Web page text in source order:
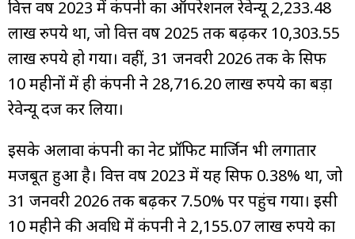
वित्त वर्ष 2023 में कंपनी का ऑपरेशनल रेवेन्यू 2,233.48
लाख रुपये था, जो वित्त वर्ष 2025 तक बढ़कर 10,303.55
लाख रुपये हो गया। वहीं, 31 जनवरी 2026 तक के सिर्फ
10 महीनों में ही कंपनी ने 28,716.20 लाख रुपये का बड़ा
रेवेन्यू दर्ज कर लिया।
इसके अलावा कंपनी का नेट प्रॉफिट मार्जिन भी लगातार
मजबूत हुआ है। वित्त वर्ष 2023 में यह सिर्फ 0.38% था, जो
31 जनवरी 2026 तक बढ़कर 7.50% पर पहुंच गया। इसी
10 महीने की अवधि में कंपनी ने 2,155.07 लाख रुपये का